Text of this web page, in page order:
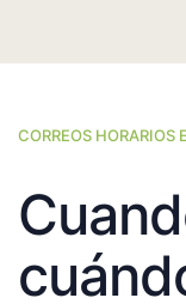
CORREOS HORARIOS